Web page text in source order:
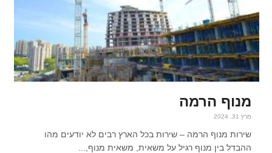
מנוף הרמה
מרץ 31, 2024
שירות מנוף הרמה – שירות בכל הארץ רבים לא יודעים מהו
ההבדל בין מנוף רגיל על משאית, משאית מנוף,...